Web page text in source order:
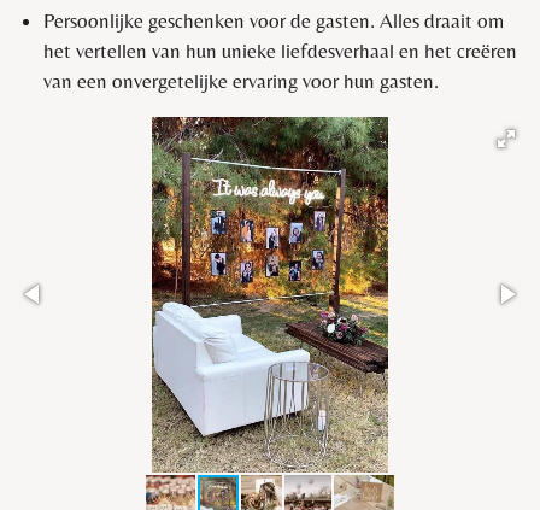
Persoonlijke geschenken voor de gasten. Alles draait om
het vertellen van hun unieke liefdesverhaal en het creëren
van een onvergetelijke ervaring voor hun gasten.